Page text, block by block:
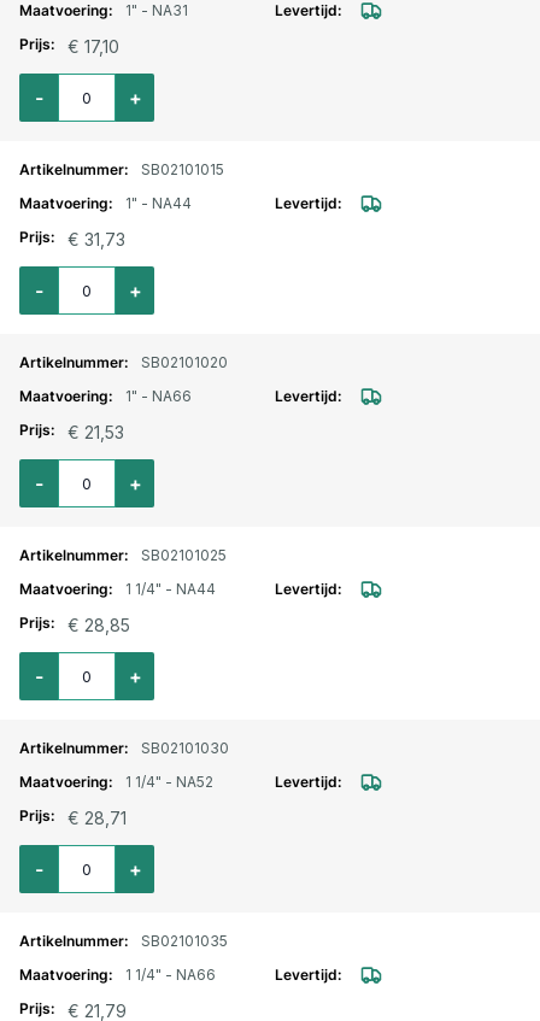
1" - NA31
€ 17,10
Aantal voor Storz lm. aansluitstuk buitendraad 1" - NA31
+
-
SB02101015
1" - NA44
€ 31,73
Aantal voor Storz lm. aansluitstuk buitendraad 1" - NA44
+
-
SB02101020
1" - NA66
€ 21,53
Aantal voor Storz lm. aansluitstuk buitendraad 1" - NA66
+
-
SB02101025
1 1/4" - NA44
€ 28,85
Aantal voor Storz lm. aansluitstuk buitendraad 1 1/4" - NA44
+
-
SB02101030
1 1/4" - NA52
€ 28,71
Aantal voor Storz lm. aansluitstuk buitendraad 1 1/4" - NA52
+
-
SB02101035
1 1/4" - NA66
€ 21,79